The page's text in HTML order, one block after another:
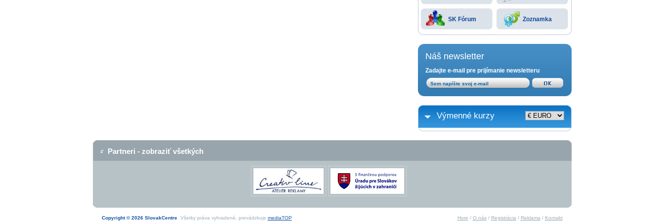
SK Fórum Zoznamka
Náš newsletter
Zadajte e-mail pre prijímanie newsletteru
Výmenné kurzy
Partneri - zobraziť všetkých
Copyright © 2026 SlovakCentre. Všetky práva vyhradené, prevádzkuje mediaTOP Hore / O nás/ Registrácia / Reklama / Kontakt